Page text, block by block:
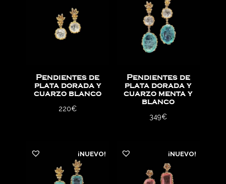
Pendientes de
plata dorada y
cuarzo blanco
220€
Pendientes de
plata dorada y
cuarzo menta y
blanco
349€
¡NUEVO! ¡NUEVO!